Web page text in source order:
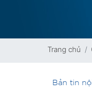
Trang chủ
Bản tin